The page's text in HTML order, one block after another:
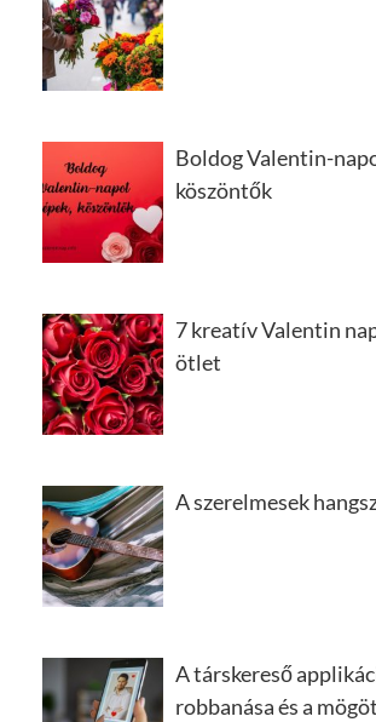
Boldog Valentin-
köszöntők
7 kreatív Valentin
ötlet
A szerelmesek
A társkereső
robbanása és a